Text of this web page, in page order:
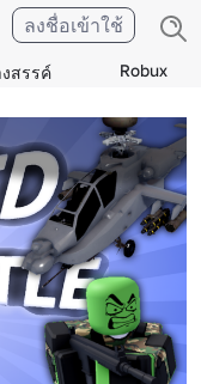
สรรค์ Robux
ลงชื่อเข้าใช้